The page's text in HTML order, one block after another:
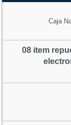
Caja
08 item